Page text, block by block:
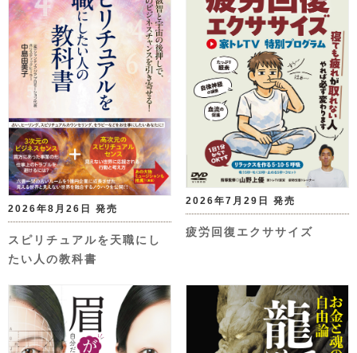
2026年8月26日 発売
スピリチュアルを天職にし
たい人の教科書
2026年7月29日 発売
疲労回復エクササイズ